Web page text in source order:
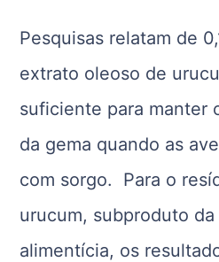
Pesquisas relatam de
extrato oleoso de
suficiente para manter
da gema quando as
com sorgo. Para o
urucum, subproduto
alimentícia, os